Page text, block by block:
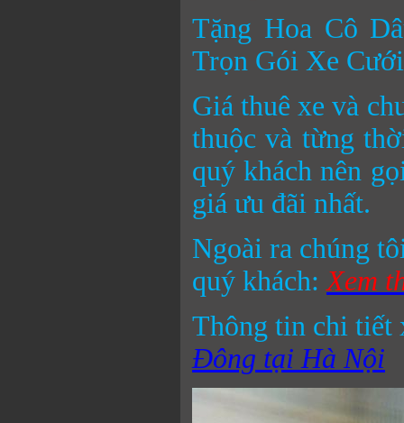
Tặng Hoa Cô
Trọn Gói Xe
Giá thuê xe và
thuộc và từng
quý khách nên
giá ưu đãi nhất.
Ngoài ra chúng
quý khách:Xem
Thông tin chi
Đông tại Hà Nội